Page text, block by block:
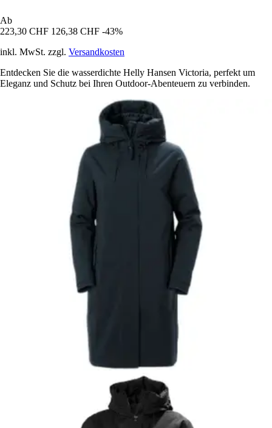
Ab
223,30 CHF 126,38 CHF -43%
inkl. MwSt. zzgl. Versandkosten
Entdecken Sie die wasserdichte Helly Hansen Victoria, perfekt um
Eleganz und Schutz bei Ihren Outdoor-Abenteuern zu verbinden.